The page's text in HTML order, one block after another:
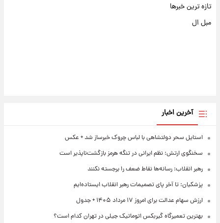
تازه ترین خبرها
مبل ال
آخرین اخبار
استایل سحر دولتشاهی با لباس چروک خبرساز شد + عکس
سخنگوی ارتش: نظم ایرانی در تنگه هرمز بازگشت‌ناپذیر است
رهبر انقلاب: رسانه‌ها نقاط ضعف را برجسته نکنند
پزشکیان: تا آخر پای تصمیمات رهبر انقلاب ایستاده‌ایم
ارزش سهام عدالت برای امروز ۱۷ مرداد ۱۴۰۵ + جدول
بهترین تعمیرگاه گیربکس اتوماتیک جیلی در تهران کدام است؟